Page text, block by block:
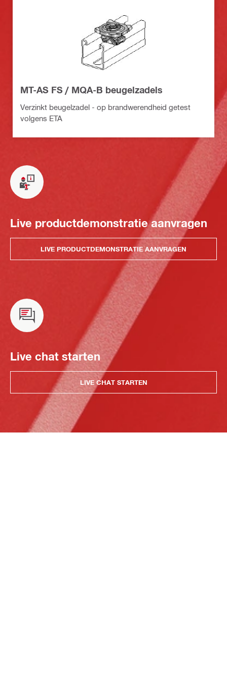
MT-AS FS / MQA-B beugelzadels
Verzinkt beugelzadel - op brandwerendheid getest
volgens ETA
Live productdemonstratie aanvragen
LIVE PRODUCTDEMONSTRATIE AANVRAGEN
Live chat starten
LIVE CHAT STARTEN